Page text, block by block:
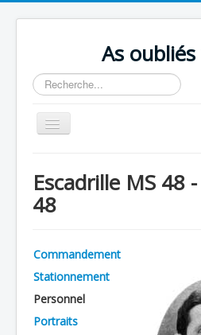
As
Rechercher
Basculer
la
Chronologie
Escadrilles
Avions
Personnels
Formation
Escadrille MS 48
48
Commandement
Stationnement
Personnel
Portraits